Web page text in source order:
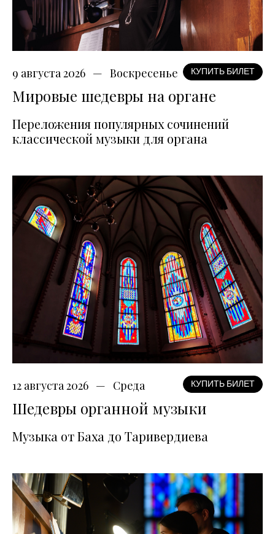
9 августа 2026 Воскресенье КУПИТЬ БИЛЕТ
Мировые шедевры на органе
Переложения популярных сочинений
классической музыки для органа
12 августа 2026 Среда КУПИТЬ БИЛЕТ
Шедевры органной музыки
Музыка от Баха до Таривердиева